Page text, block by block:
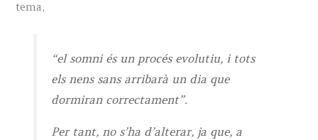
tema,
“el somni és un procés evolutiu, i tots
els nens sans arribarà un dia que
dormiran correctament”.
Per tant, no s’ha d’alterar, ja que, a